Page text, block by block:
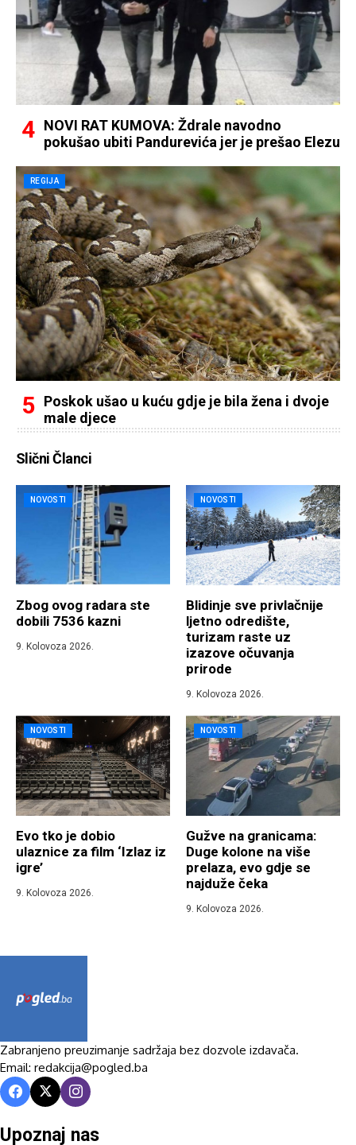
NOVI RAT KUMOVA: Ždrale navodno
pokušao ubiti Pandurevića jer je prešao Elezu
REGIJA
Poskok ušao u kuću gdje je bila žena i dvoje
male djece
Slični Članci
NOVOSTI
Zbog ovog radara ste
dobili 7536 kazni
9. Kolovoza 2026.
NOVOSTI
Blidinje sve privlačnije
ljetno odredište,
turizam raste uz
izazove očuvanja
prirode
9. Kolovoza 2026.
NOVOSTI
Evo tko je dobio
ulaznice za film ‘Izlaz iz
igre’
9. Kolovoza 2026.
NOVOSTI
Gužve na granicama:
Duge kolone na više
prelaza, evo gdje se
najduže čeka
9. Kolovoza 2026.
Zabranjeno preuzimanje sadržaja bez dozvole izdavača.
Email: redakcija@pogled.ba
Upoznaj nas